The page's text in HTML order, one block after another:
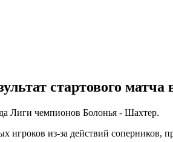
стартового
Лиги чемпионов Болонья - Шахтер.
из-за действий соперников,